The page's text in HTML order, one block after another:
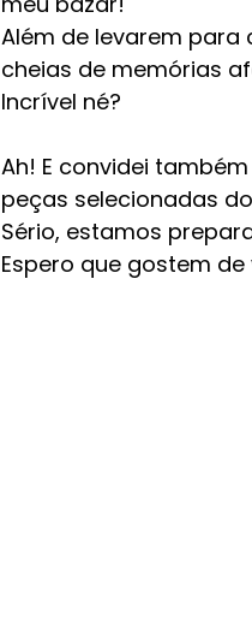
Além de levarem
cheias de memórias
Incrível né?
Ah! E convidei
peças selecionadas
Sério, estamos
Espero que gostem de